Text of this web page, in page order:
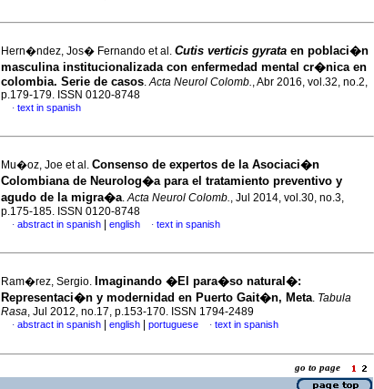
Hern�ndez, Jos� Fernando et al. Cutis verticis gyrata en poblaci�n
masculina institucionalizada con enfermedad mental cr�nica en
colombia. Serie de casos.Acta Neurol Colomb., Abr 2016, vol.32, no.2,
p.179-179. ISSN 0120-8748
· text in spanish
Mu�oz, Joe et al. Consenso de expertos de la Asociaci�n
Colombiana de Neurolog�a para el tratamiento preventivo y
agudo de la migra�a.Acta Neurol Colomb., Jul 2014, vol.30, no.3,
p.175-185. ISSN 0120-8748
· abstract in spanish english · text in spanish
Ram�rez, Sergio. Imaginando �El para�so natural�:
Representaci�n y modernidad en Puerto Gait�n, Meta. Tabula
Rasa, Jul 2012, no.17, p.153-170. ISSN 1794-2489
· abstract in spanish english portuguese · text in spanish
go to page